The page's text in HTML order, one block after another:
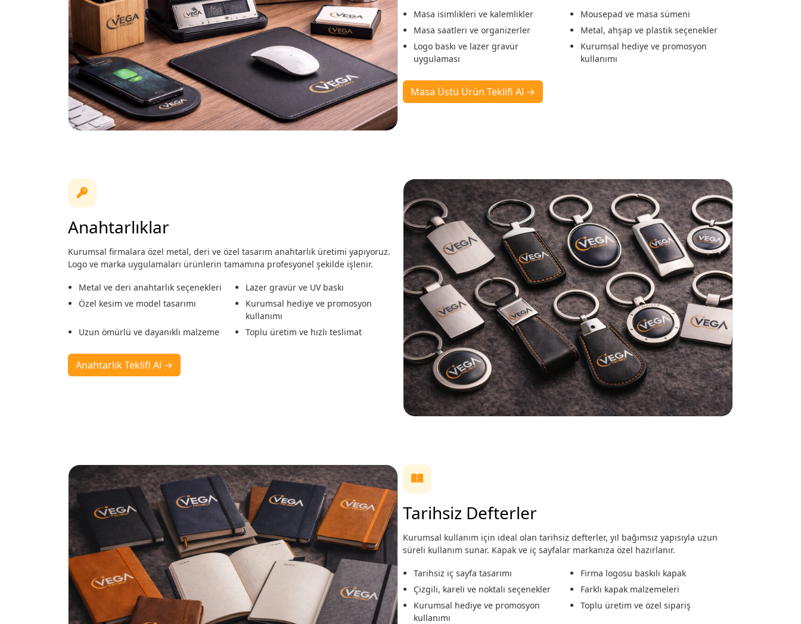
Masa isimlikleri ve kalemlikler
Mousepad ve masa sümeni
Masa saatleri ve organizerler
Metal, ahşap ve plastik seçenekler
Logo baskı ve lazer gravür
uygulaması
Kurumsal hediye ve promosyon
kullanımı
Masa Üstü Ürün Teklifi Al →
Anahtarlıklar
Kurumsal firmalara özel metal, deri ve özel tasarım anahtarlık üretimi yapıyoruz.
Logo ve marka uygulamaları ürünlerin tamamına profesyonel şekilde işlenir.
Metal ve deri anahtarlık seçenekleri
Lazer gravür ve UV baskı
Özel kesim ve model tasarımı
Kurumsal hediye ve promosyon
kullanımı
Uzun ömürlü ve dayanıklı malzeme
Toplu üretim ve hızlı teslimat
Anahtarlık Teklifi Al →
Tarihsiz Defterler
Kurumsal kullanım için ideal olan tarihsiz defterler, yıl bağımsız yapısıyla uzun
süreli kullanım sunar. Kapak ve iç sayfalar markanıza özel hazırlanır.
Tarihsiz iç sayfa tasarımı
Firma logosu baskılı kapak
Çizgili, kareli ve noktalı seçenekler
Farklı kapak malzemeleri
Kurumsal hediye ve promosyon
kullanımı
Toplu üretim ve özel sipariş